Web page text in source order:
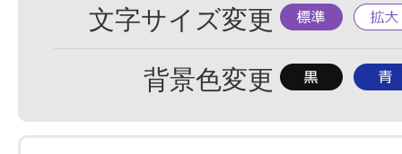
文字サイズ変更 標
準
拡
大
背景色変更 背
色
背
色